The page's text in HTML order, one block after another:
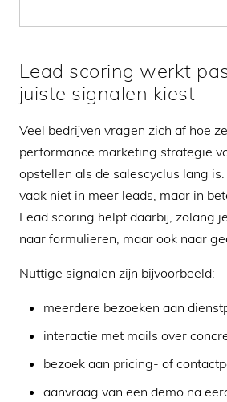
Lead scoring werkt
juiste signalen kiest
Veel bedrijven vragen zich af hoe
performance marketing strategie
opstellen als de salescyclus lang
vaak niet in meer leads, maar in
Lead scoring helpt daarbij, zolang
naar formulieren, maar ook naar
Nuttige signalen zijn bijvoorbeeld:
meerdere bezoeken aan
interactie met mails over
bezoek aan pricing- of
aanvraag van een demo na